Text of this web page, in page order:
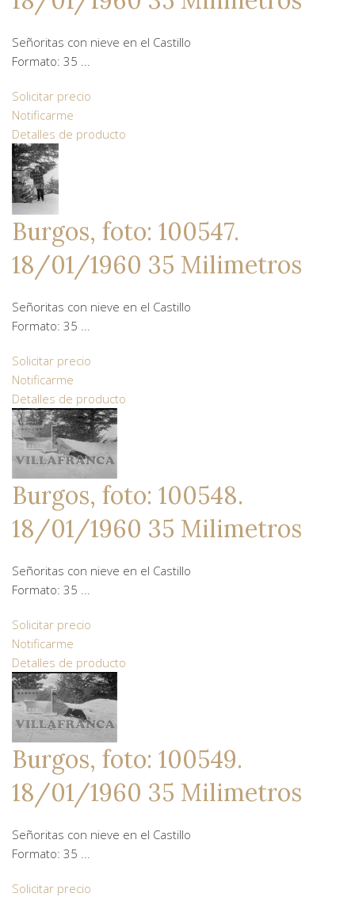
Señoritas con nieve en el Castillo
Formato: 35 ...
Solicitar precio
Notificarme
Detalles de producto
Burgos, foto: 100547.
18/01/1960 35 Milimetros
Señoritas con nieve en el Castillo
Formato: 35 ...
Solicitar precio
Notificarme
Detalles de producto
Burgos, foto: 100548.
18/01/1960 35 Milimetros
Señoritas con nieve en el Castillo
Formato: 35 ...
Solicitar precio
Notificarme
Detalles de producto
Burgos, foto: 100549.
18/01/1960 35 Milimetros
Señoritas con nieve en el Castillo
Formato: 35 ...
Solicitar precio